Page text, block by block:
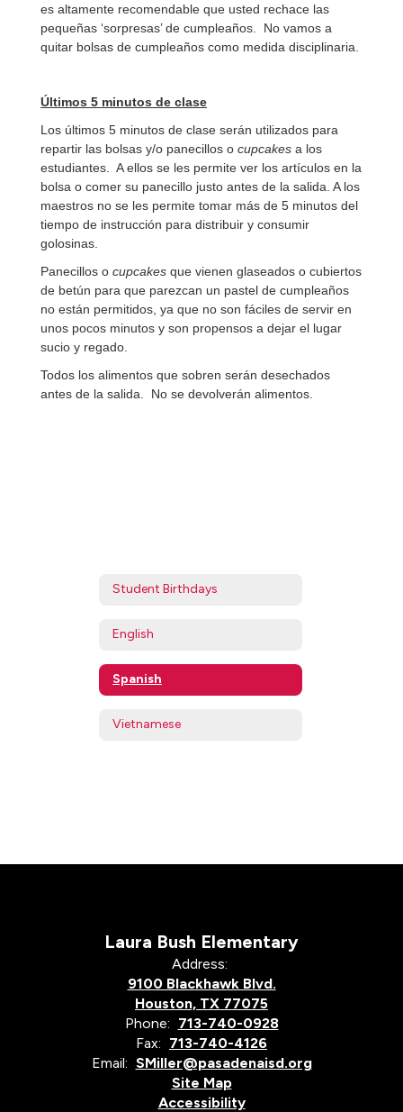
es altamente recomendable que usted rechace las
pequeñas ‘sorpresas’ de cumpleaños. No vamos a
quitar bolsas de cumpleaños como medida disciplinaria.
Últimos 5 minutos de clase
Los últimos 5 minutos de clase serán utilizados para
repartir las bolsas y/o panecillos o cupcakes a los
estudiantes. A ellos se les permite ver los artículos en la
bolsa o comer su panecillo justo antes de la salida. A los
maestros no se les permite tomar más de 5 minutos del
tiempo de instrucción para distribuir y consumir
golosinas.
Panecillos o cupcakes que vienen glaseados o cubiertos
de betún para que parezcan un pastel de cumpleaños
no están permitidos, ya que no son fáciles de servir en
unos pocos minutos y son propensos a dejar el lugar
sucio y regado.
Todos los alimentos que sobren serán desechados
antes de la salida. No se devolverán alimentos.
Student Birthdays
English
Spanish
Vietnamese
Laura Bush Elementary
Address:
9100 Blackhawk Blvd.
Houston, TX 77075
Phone: 713-740-0928
Fax: 713-740-4126
Email: SMiller@pasadenaisd.org
Site Map
Accessibility